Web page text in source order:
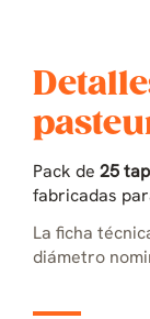
Pack de 25
fabricadas
La ficha
diámetro